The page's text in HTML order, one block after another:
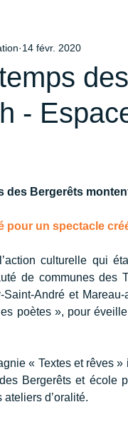
-
14 févr. 2020
des Bergerêts
pour un spectacle
culturelle qui
de communes
Saint-André et
poètes », pour
« Textes et rêves
Bergerêts et école
ateliers d’oralité.